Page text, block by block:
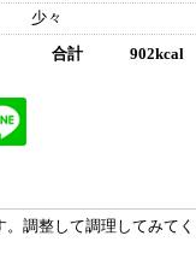
少々
合計 902kcal
調整して調理してみてく